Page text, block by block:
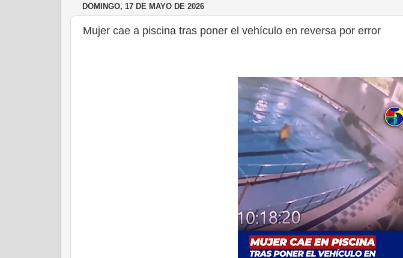
DOMINGO, 17 DE MAYO DE 2026
Mujer cae a piscina tras poner el vehículo en reversa por error